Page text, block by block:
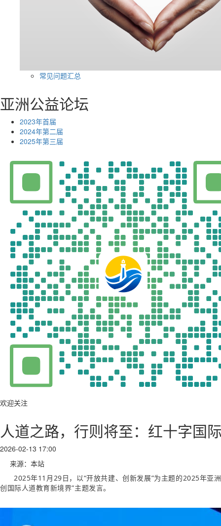
常见问题汇总
亚洲公益论坛
2023年首届
2024年第二届
2025年第三届
欢迎关注
人道之路，行则将至：红十字国
2026-02-13 17:00
来源：本站
2025年11月29日，以“开放共建、创新发展”为主题的2025年亚
创国际人道教育新境界”主题发言。